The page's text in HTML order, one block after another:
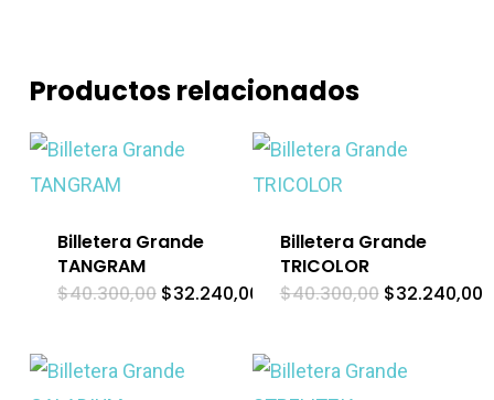
Productos relacionados
Billetera Grande
TANGRAM
$40.300,00 El
$40.300,00.
$32.240,00
$32.240,00.
Billetera Grande
TRICOLOR
$40.300,00 El
$40.300,00.
$32.240,00El